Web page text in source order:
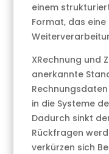
einem
Format, das
XRechnung und
anerkannte
in die Systeme
Dadurch sinkt
Rückfragen
verkürzen sich